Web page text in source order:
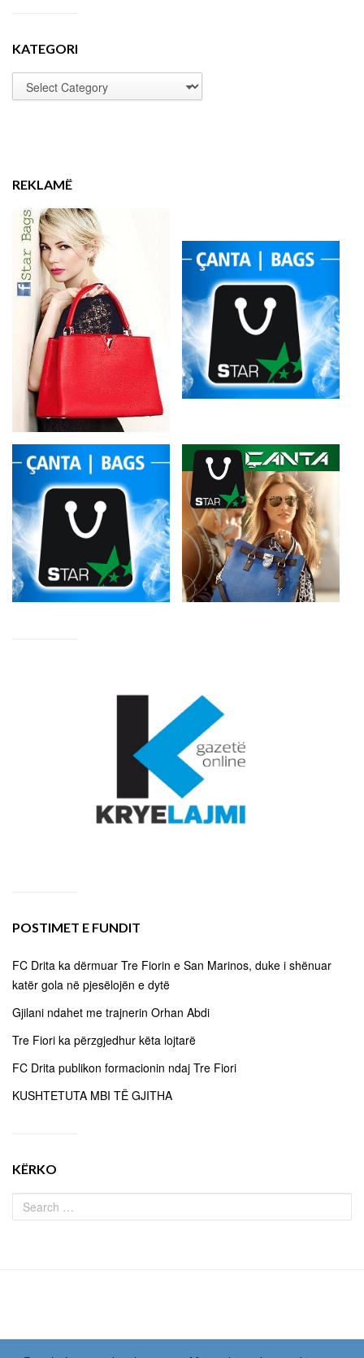
KATEGORI
REKLAMË
POSTIMET E FUNDIT
FC Drita ka dërmuar Tre Fiorin e San Marinos, duke i shënuar
katër gola në pjesëlojën e dytë
Gjilani ndahet me trajnerin Orhan Abdi
Tre Fiori ka përzgjedhur këta lojtarë
FC Drita publikon formacionin ndaj Tre Fiori
KUSHTETUTA MBI TË GJITHA
KËRKO